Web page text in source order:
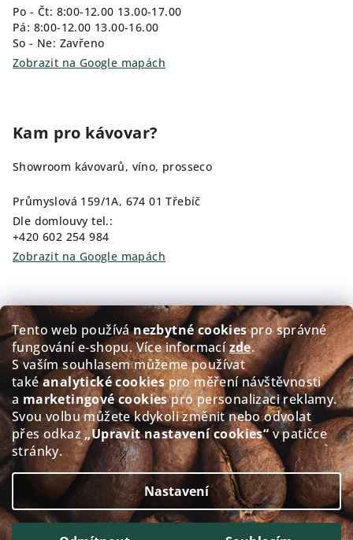
Tento web používánezbytné cookiespro správné
fungování e‑shopu. Více informacízde.
S vaším souhlasem můžeme používat
takéanalytické cookiespro měření návštěvnosti
a marketingové cookiespro personalizaci reklamy.
Svou volbu můžete kdykoli změnit nebo odvolat
přes odkaz„Upravit nastavení cookies“v patičce
stránky.
Nastavení
Po - Čt: 8:00-12.00 13.00-17.00
Pá: 8:00-12.00 13.00-16.00
So - Ne: Zavřeno
Zobrazit na Google mapách
Kam pro kávovar?
Showroom kávovarů, víno, prosseco
Průmyslová 159/1A, 674 01 Třebíč
Dle domlouvy tel.:
+420 602 254 984
Zobrazit na Google mapách
Kam pro kávu?
Prodej čerstvě pražené kávy GOLDEN Coffee
Přerovského 151/5, 674 01 Třebíč
Po - Pá: 8:00-12:00 12:30-17.30
So: 8:30-11.30
Ne: Zavřeno
Zobrazit na Google mapách
Copyright 2026alacaffé. Všechna práva vyhrazena.
Upravit nastavení cookies